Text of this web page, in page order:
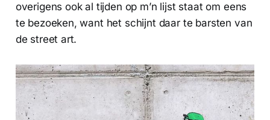
overigens ook al tijden op m’n lijst staat om eens
te bezoeken, want het schijnt daar te barsten van
de street art.